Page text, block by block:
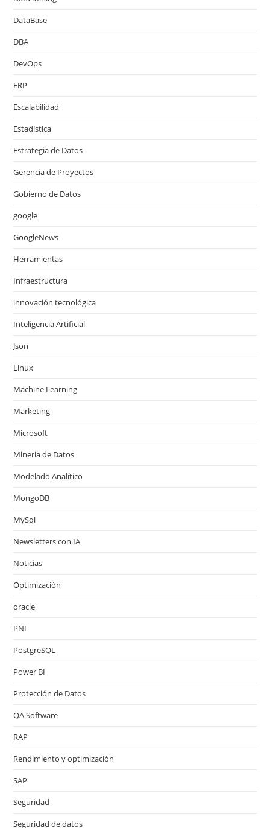
DataBase
DBA
DevOps
ERP
Escalabilidad
Estadística
Estrategia de Datos
Gerencia de Proyectos
Gobierno de Datos
google
GoogleNews
Herramientas
Infraestructura
innovación tecnológica
Inteligencia Artificial
Json
Linux
Machine Learning
Marketing
Microsoft
Mineria de Datos
Modelado Analítico
MongoDB
MySql
Newsletters con IA
Noticias
Optimización
oracle
PNL
PostgreSQL
Power BI
Protección de Datos
QA Software
RAP
Rendimiento y optimización
SAP
Seguridad
Seguridad de datos